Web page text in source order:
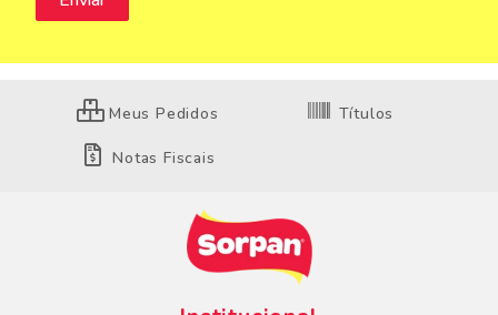
Meus Pedidos Títulos
Notas Fiscais